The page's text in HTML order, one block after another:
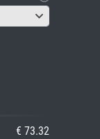
€ 73.32